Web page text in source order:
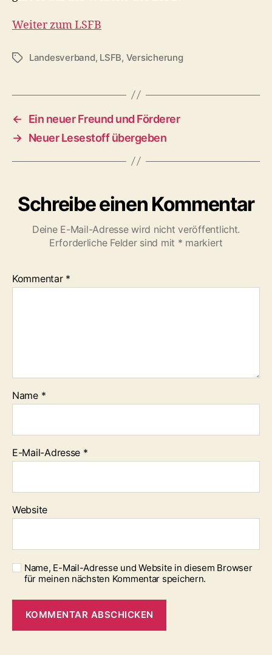
Weiter zum LSFB
Schlagwörter
Landesverband, LSFB, Versicherung
←
Ein neuer Freund und Förderer
→ Neuer Lesestoff übergeben
Schreibe einen Kommentar
Deine E-Mail-Adresse wird nicht veröffentlicht.
Erforderliche Felder sind mit * markiert
Kommentar *
Name *
E-Mail-Adresse *
Website
Name, E-Mail-Adresse und Website in diesem Browser
für meinen nächsten Kommentar speichern.